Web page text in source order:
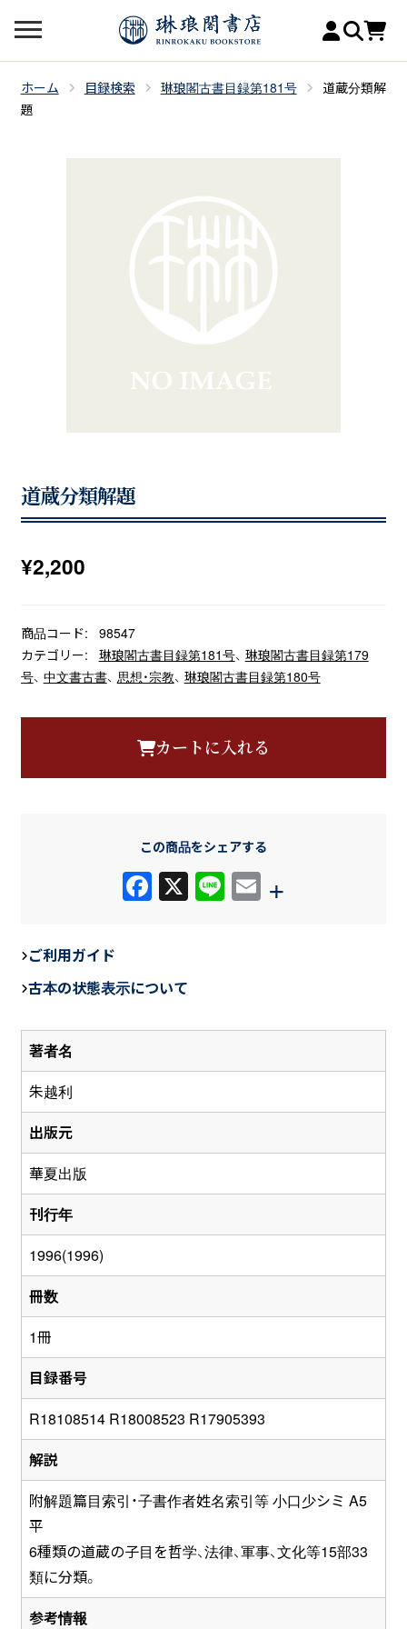
ホーム 目録検索 琳琅閣古書目録第181号
道蔵分類解
題
道蔵分類解題
¥2,200
商品コード:
98547
カテゴリー:
琳琅閣古書目録第181号、 琳琅閣古書目録第179
号、 中文書古書、 思想・宗教、 琳琅閣古書目録第180号
著者名
朱越利
出版元
華夏出版
刊行年
1996(1996)
冊数
1冊
目録番号
R18108514 R18008523 R17905393
解説
附解題篇目索引・子書作者姓名索引等 小口少シミ A5
平
6種類の道蔵の子目を哲学、法律、軍事、文化等15部33
類に分類。
参考情報
カートに入れる
この商品をシェアする
F
e
b
o
o
X Li E
+
ご利用ガイド
古本の状態表示について